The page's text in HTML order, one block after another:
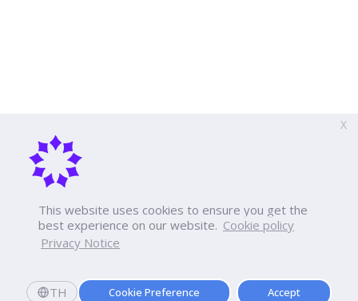
This website uses cookies to ensure you get the
best experience on our website. Cookie policy
Privacy Notice
TH Cookie Preference Accept
X